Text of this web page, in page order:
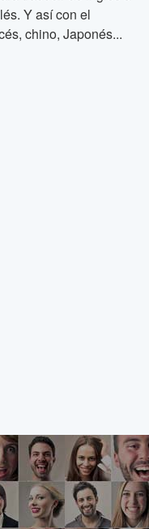
Y así con el
chino, Japonés...